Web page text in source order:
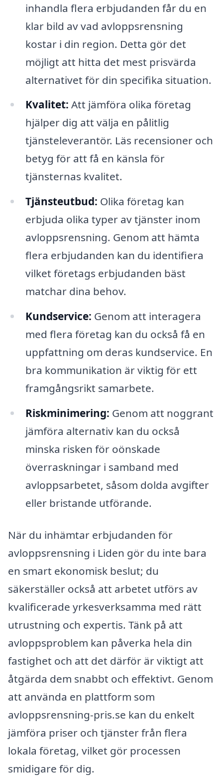
inhandla flera erbjudanden får du en
klar bild av vad avloppsrensning
kostar i din region. Detta gör det
möjligt att hitta det mest prisvärda
alternativet för din specifika situation.
Kvalitet: Att jämföra olika företag
hjälper dig att välja en pålitlig
tjänsteleverantör. Läs recensioner och
betyg för att få en känsla för
tjänsternas kvalitet.
Tjänsteutbud: Olika företag kan
erbjuda olika typer av tjänster inom
avloppsrensning. Genom att hämta
flera erbjudanden kan du identifiera
vilket företags erbjudanden bäst
matchar dina behov.
Kundservice: Genom att interagera
med flera företag kan du också få en
uppfattning om deras kundservice. En
bra kommunikation är viktig för ett
framgångsrikt samarbete.
Riskminimering: Genom att noggrant
jämföra alternativ kan du också
minska risken för oönskade
överraskningar i samband med
avloppsarbetet, såsom dolda avgifter
eller bristande utförande.
När du inhämtar erbjudanden för
avloppsrensning i Liden gör du inte bara
en smart ekonomisk beslut; du
säkerställer också att arbetet utförs av
kvalificerade yrkesverksamma med rätt
utrustning och expertis. Tänk på att
avloppsproblem kan påverka hela din
fastighet och att det därför är viktigt att
åtgärda dem snabbt och effektivt. Genom
att använda en plattform som
avloppsrensning-pris.se kan du enkelt
jämföra priser och tjänster från flera
lokala företag, vilket gör processen
smidigare för dig.